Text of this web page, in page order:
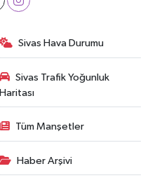
Sivas Hava Durumu
Sivas Trafik Yoğunluk
Haritası
Tüm Manşetler
Haber Arşivi